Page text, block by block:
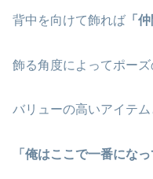
背中を向けて飾れば 「
飾る角度によってポーズ
バリューの高いアイテム
「俺はここで一番になっ